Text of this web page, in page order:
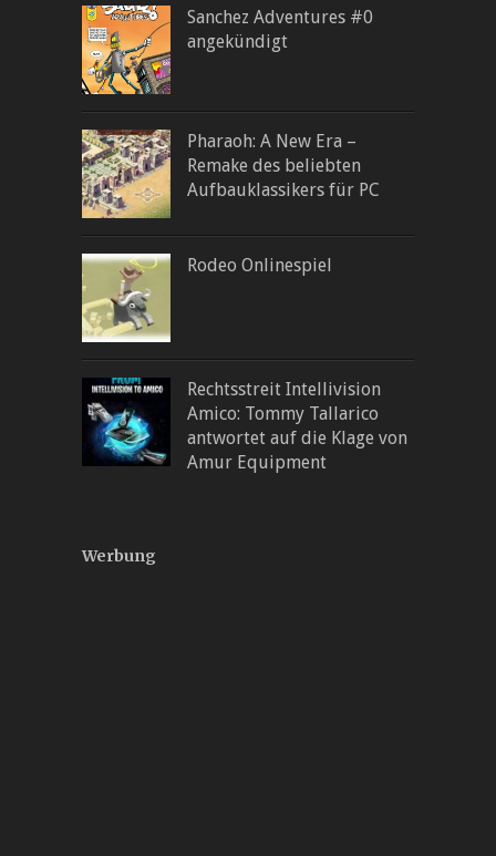
Sanchez Adventures #0
angekündigt
Pharaoh: A New Era –
Remake des beliebten
Aufbauklassikers für PC
Rodeo Onlinespiel
Rechtsstreit Intellivision
Amico: Tommy Tallarico
antwortet auf die Klage von
Amur Equipment
Werbung